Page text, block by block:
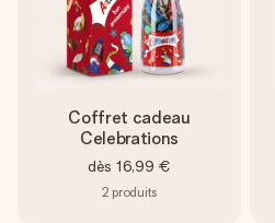
Coffret cadeau
Celebrations
dès 16,99 €
2 produits